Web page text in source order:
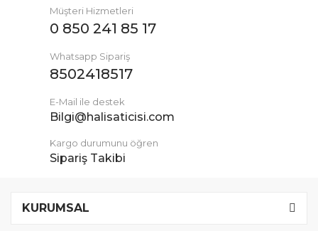
Müşteri Hizmetleri
0 850 241 85 17
Whatsapp Sipariş
8502418517
E-Mail ile destek
Bilgi@halisaticisi.com
Kargo durumunu öğren
Sipariş Takibi
KURUMSAL